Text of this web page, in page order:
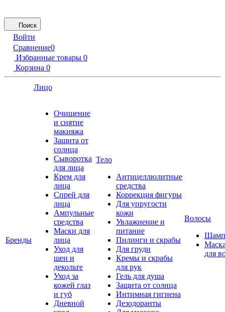
Поиск
Войти
Сравнение0
Избранные товары 0
Корзина 0
Бренды
Лицо
Очищение
и снятие
макияжа
Защита от
солнца
Сыворотка
для лица
Крем для
лица
Спрей для
лица
Ампульные
средства
Маски для
лица
Уход для
шеи и
декольте
Уход за
кожей глаз
и губ
Дневной
Тело
Антицеллюлитные
средства
Коррекция фигуры
Для упругости
кожи
Увлажнение и
питание
Пилинги и скрабы
Для груди
Кремы и скрабы
для рук
Гель для душа
Защита от солнца
Интимная гигиена
Дезодоранты
Волосы
для